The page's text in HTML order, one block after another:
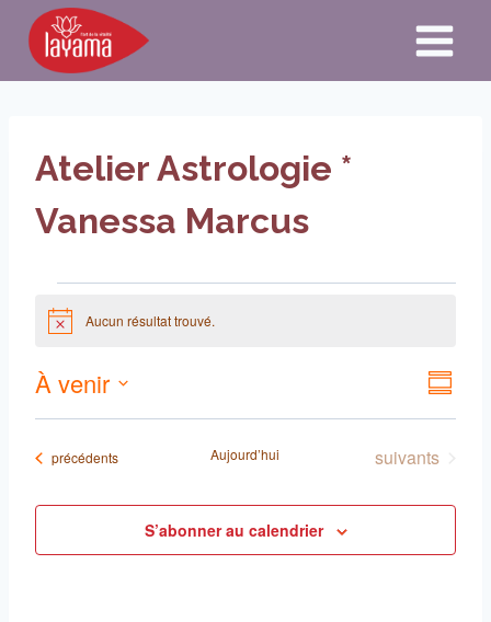
Aller
contenu
Atelier Astrologie *
Vanessa Marcus
Évènements
Notice Aucun résultat trouvé.
de
À venir
Sélectionnez
Évènements
précédents Aujourd’hui Évènements
suivants
S’abonner au calendrier